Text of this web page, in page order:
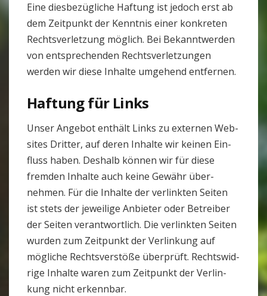
Eine dies­be­züg­liche Haf­tung ist jedoch erst ab
dem Zeit­punkt der Kenntnis einer kon­kreten
Rechts­ver­let­zung mög­lich. Bei Bekannt­werden
von ent­spre­chenden Rechts­ver­let­zungen
werden wir diese Inhalte umge­hend ent­fernen.
Haf­tung für Links
Unser Angebot ent­hält Links zu externen Web­
sites Dritter, auf deren Inhalte wir keinen Ein­
fluss haben. Des­halb können wir für diese
fremden Inhalte auch keine Gewähr über­
nehmen. Für die Inhalte der ver­linkten Seiten
ist stets der jewei­lige Anbieter oder Betreiber
der Seiten ver­ant­wort­lich. Die ver­linkten Seiten
wurden zum Zeit­punkt der Ver­lin­kung auf
mög­liche Rechts­ver­stöße über­prüft. Rechts­wid­
rige Inhalte waren zum Zeit­punkt der Ver­lin­
kung nicht erkennbar.